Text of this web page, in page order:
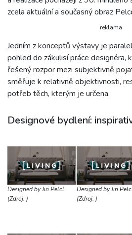
zcela aktuální a současný obraz
reklama
Jedním z konceptů výstavy je
pohled do zákulisí práce designéra,
řešený rozpor mezi subjektivně
směřuje k relativně objektivnosti,
potřeb těch, kterým je určena.
Designové bydlení:
Designed by Jiri Pelcl
(Zdroj: )
Designed by Jiri
(Zdroj: )